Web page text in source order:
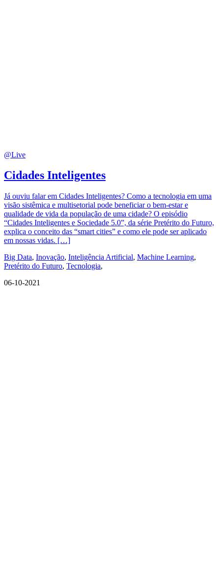
@Live
Cidades Inteligentes
Já ouviu falar em Cidades Inteligentes? Como a tecnologia em uma
visão sistêmica e multisetorial pode beneficiar o bem-estar e
qualidade de vida da população de uma cidade? O episódio
“Cidades Inteligentes e Sociedade 5.0”, da série Pretérito do Futuro,
explica o conceito das “smart cities” e como ele pode ser aplicado
em nossas vidas. […]
Big Data, Inovação, Inteligência Artificial, Machine Learning,
Pretérito do Futuro, Tecnologia,
06-10-2021